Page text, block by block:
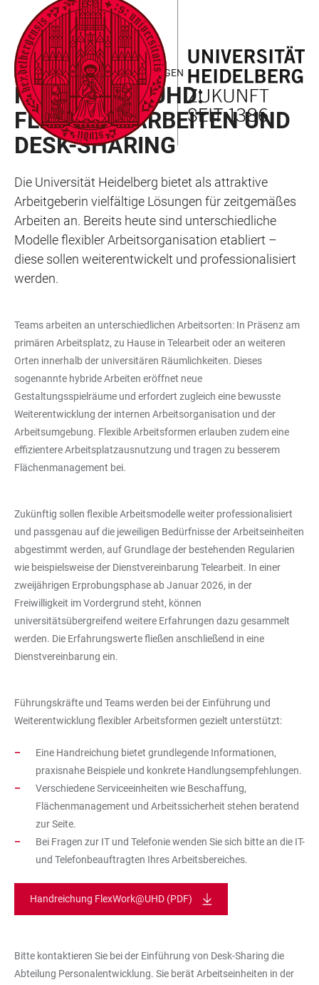
LINKS
ZUR
BARRIEREFREIHEIT
ZUM
HAUPTINHALT
HAUPTNAVIGATION
ÖFFNEN
WEBSEITENSUCHE
ÖFFNEN
ATTRAKTIVE RAHMENBEDINGUNGEN
FLEXWORK@UHD:
FLEXIBLES ARBEITEN UND
DESK-SHARING
Die Universität Heidelberg bietet als attraktive
Arbeitgeberin vielfältige Lösungen für zeitgemäßes
Arbeiten an. Bereits heute sind unterschiedliche
Modelle flexibler Arbeitsorganisation etabliert –
diese sollen weiterentwickelt und professionalisiert
werden.
Teams arbeiten an unterschiedlichen Arbeitsorten: In Präsenz am
primären Arbeitsplatz, zu Hause in Telearbeit oder an weiteren
Orten innerhalb der universitären Räumlichkeiten. Dieses
sogenannte hybride Arbeiten eröffnet neue
Gestaltungsspielräume und erfordert zugleich eine bewusste
Weiterentwicklung der internen Arbeitsorganisation und der
Arbeitsumgebung. Flexible Arbeitsformen erlauben zudem eine
effizientere Arbeitsplatzausnutzung und tragen zu besserem
Flächenmanagement bei.
Zukünftig sollen flexible Arbeitsmodelle weiter professionalisiert
und passgenau auf die jeweiligen Bedürfnisse der Arbeitseinheiten
abgestimmt werden, auf Grundlage der bestehenden Regularien
wie beispielsweise der Dienstvereinbarung Telearbeit. In einer
zweijährigen Erprobungsphase ab Januar 2026, in der
Freiwilligkeit im Vordergrund steht, können
universitätsübergreifend weitere Erfahrungen dazu gesammelt
werden. Die Erfahrungswerte fließen anschließend in eine
Dienstvereinbarung ein.
Führungskräfte und Teams werden bei der Einführung und
Weiterentwicklung flexibler Arbeitsformen gezielt unterstützt:
Eine Handreichung bietet grundlegende Informationen,
praxisnahe Beispiele und konkrete Handlungsempfehlungen.
Verschiedene Serviceeinheiten wie Beschaffung,
Flächenmanagement und Arbeitssicherheit stehen beratend
zur Seite.
Bei Fragen zur IT und Telefonie wenden Sie sich bitte an die IT-
und Telefonbeauftragten Ihres Arbeitsbereiches.
Handreichung FlexWork@UHD (PDF)
Bitte kontaktieren Sie bei der Einführung von Desk-Sharing die
Abteilung Personalentwicklung. Sie berät Arbeitseinheiten in der